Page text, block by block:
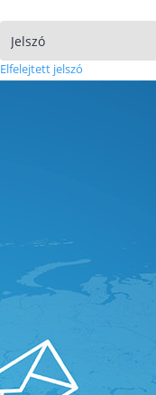
Elfelejtett jelszó